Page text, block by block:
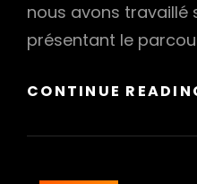
nous avons travaillé
présentant le
CONTINUE